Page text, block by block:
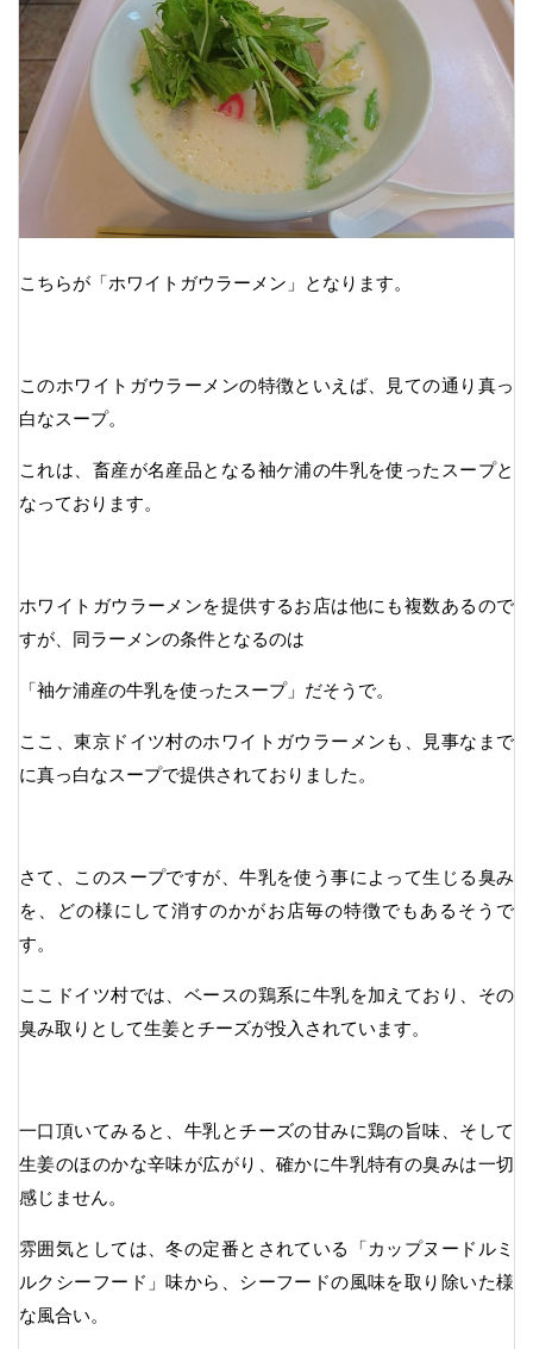
こちらが「ホワイトガウラーメン」となります。
このホワイトガウラーメンの特徴といえば、見ての通り真っ
白なスープ。
これは、畜産が名産品となる袖ケ浦の牛乳を使ったスープと
なっております。
ホワイトガウラーメンを提供するお店は他にも複数あるので
すが、同ラーメンの条件となるのは
「袖ケ浦産の牛乳を使ったスープ」だそうで。
ここ、東京ドイツ村のホワイトガウラーメンも、見事なまで
に真っ白なスープで提供されておりました。
さて、このスープですが、牛乳を使う事によって生じる臭み
を、どの様にして消すのかがお店毎の特徴でもあるそうで
す。
ここドイツ村では、ベースの鶏系に牛乳を加えており、その
臭み取りとして生姜とチーズが投入されています。
一口頂いてみると、牛乳とチーズの甘みに鶏の旨味、そして
生姜のほのかな辛味が広がり、確かに牛乳特有の臭みは一切
感じません。
雰囲気としては、冬の定番とされている「カップヌードルミ
ルクシーフード」味から、シーフードの風味を取り除いた様
な風合い。